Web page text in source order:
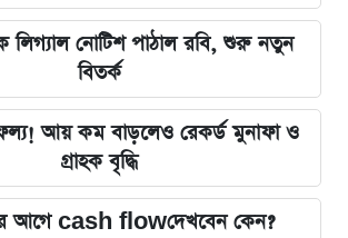
লিগ্যাল নোটিশ পাঠাল রবি, শুরু নতুন
বিতর্ক
আয় কম বাড়লেও রেকর্ড মুনাফা ও
গ্রাহক বৃদ্ধি
আগে cash flowদেখবেন কেন?